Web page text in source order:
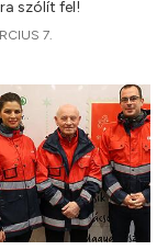
szólít fel!
7.